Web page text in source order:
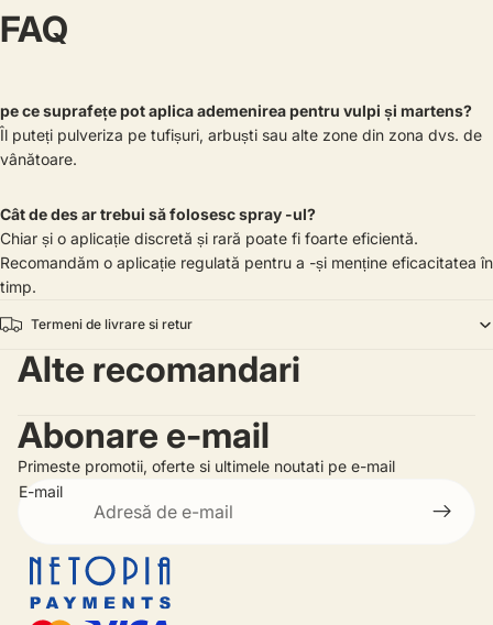
FAQ
pe ce suprafețe pot aplica ademenirea pentru vulpi și martens?
Îl puteți pulveriza pe tufișuri, arbuști sau alte zone din zona dvs. de
vânătoare.
Cât de des ar trebui să folosesc spray -ul?
Chiar și o aplicație discretă și rară poate fi foarte eficientă.
Recomandăm o aplicație regulată pentru a -și menține eficacitatea în
timp.
Termeni de livrare si retur
Alte recomandari
Abonare e-mail
Primeste promotii, oferte si ultimele noutati pe e-mail
E-mail
Politica de rambursare